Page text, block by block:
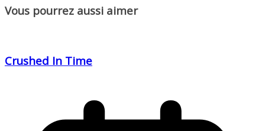
Vous pourrez aussi aimer
Crushed In Time